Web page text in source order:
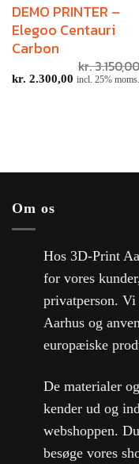
DEMO PRINTER –
Elegoo Centauri
Carbon
kr.3.150,00
kr. 2.300,00 incl. 25% moms.
Om os
Hos 3D-Print
for vores
privatperson.
Aarhus og
europæiske
De materialer
kender ud og
webshoppen.
besøge vores